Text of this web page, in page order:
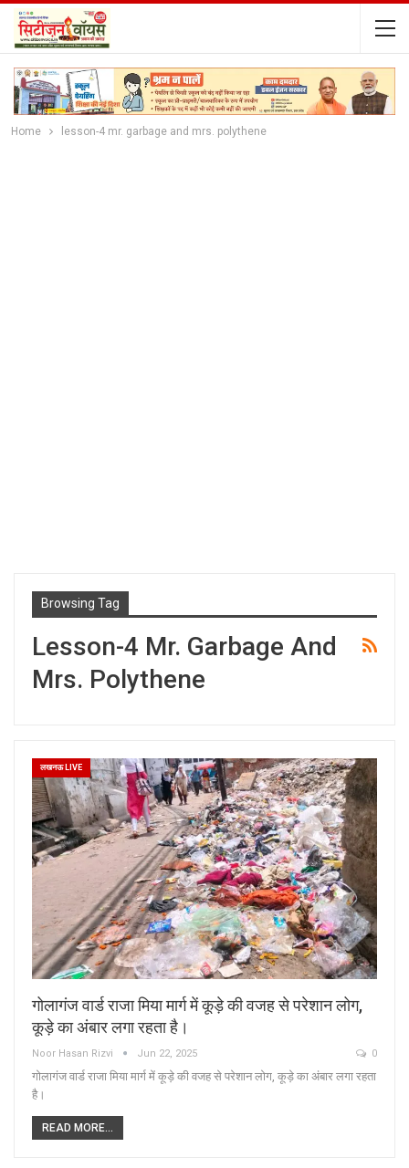
Home lesson-4 mr. garbage and mrs. polythene
Browsing Tag
Lesson-4 Mr. Garbage And
Mrs. Polythene
लखनऊ LIVE
गोलागंज वार्ड राजा मिया मार्ग में कूड़े की वजह से परेशान लोग,
कूड़े का अंबार लगा रहता है।
Noor Hasan Rizvi Jun 22, 2025 0
गोलागंज वार्ड राजा मिया मार्ग में कूड़े की वजह से परेशान लोग, कूड़े का अंबार लगा रहता
है।
READ MORE...